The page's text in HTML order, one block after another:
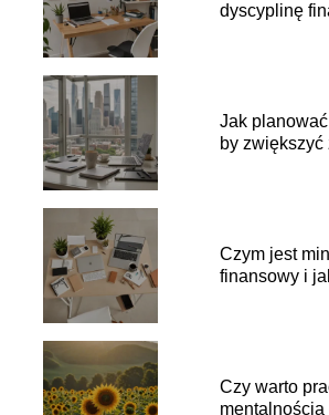
dyscyplinę
Jak
by zwiększyć
Czym jest
finansowy i
Czy warto